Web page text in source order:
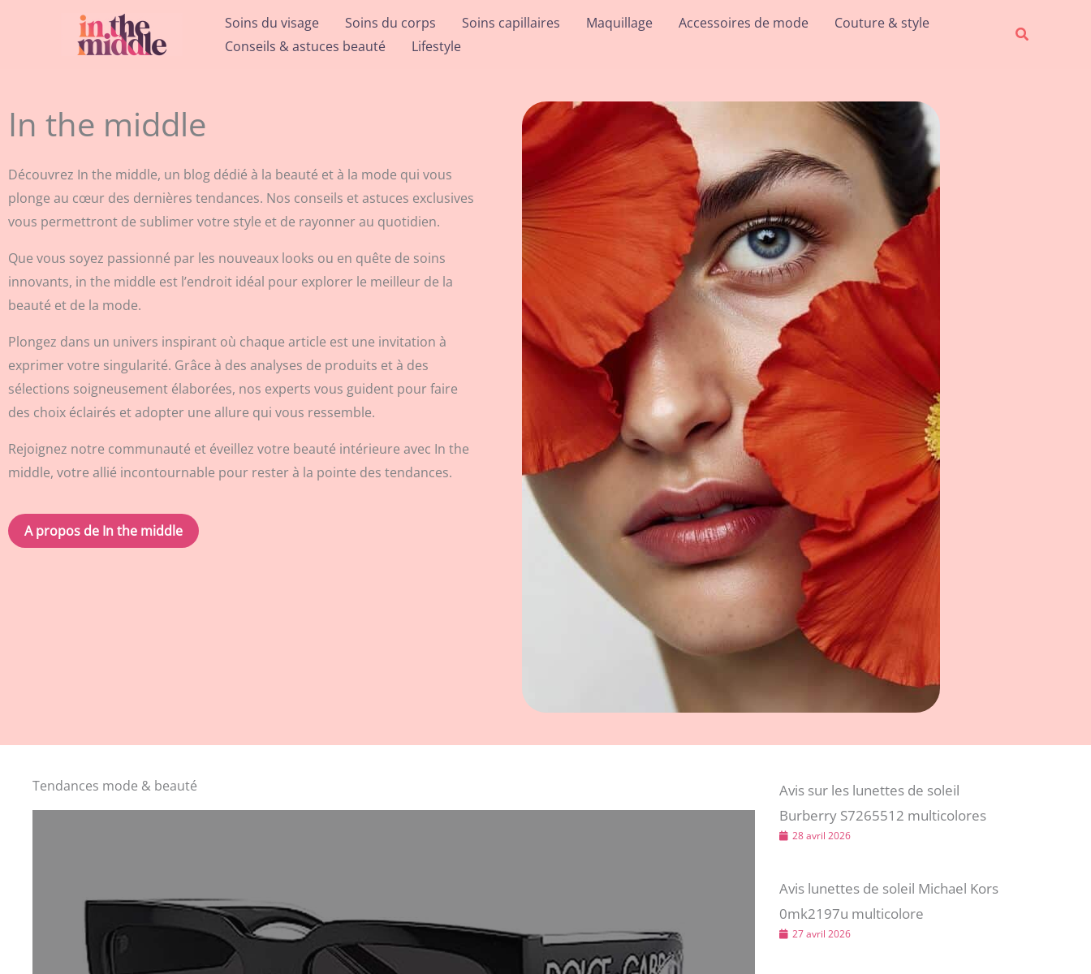
Soins du visage Soins du corps Soins capillaires Maquillage Accessoires de mode
Couture & style
Conseils & astuces beauté
Lifestyle
Rechercher
In the middle
Découvrez In the middle, un blog dédié à la beauté et à la mode qui vous
plonge au cœur des dernières tendances. Nos conseils et astuces exclusives
vous permettront de sublimer votre style et de rayonner au quotidien.
Que vous soyez passionné par les nouveaux looks ou en quête de soins
innovants, in the middle est l’endroit idéal pour explorer le meilleur de la
beauté et de la mode.
Plongez dans un univers inspirant où chaque article est une invitation à
exprimer votre singularité. Grâce à des analyses de produits et à des
sélections soigneusement élaborées, nos experts vous guident pour faire
des choix éclairés et adopter une allure qui vous ressemble.
Rejoignez notre communauté et éveillez votre beauté intérieure avec In the
middle, votre allié incontournable pour rester à la pointe des tendances.
A propos de In the middle
Tendances mode & beauté
Avis sur les lunettes de soleil
Burberry S7265512 multicolores
28 avril 2026
Avis lunettes de soleil Michael Kors
0mk2197u multicolore
27 avril 2026